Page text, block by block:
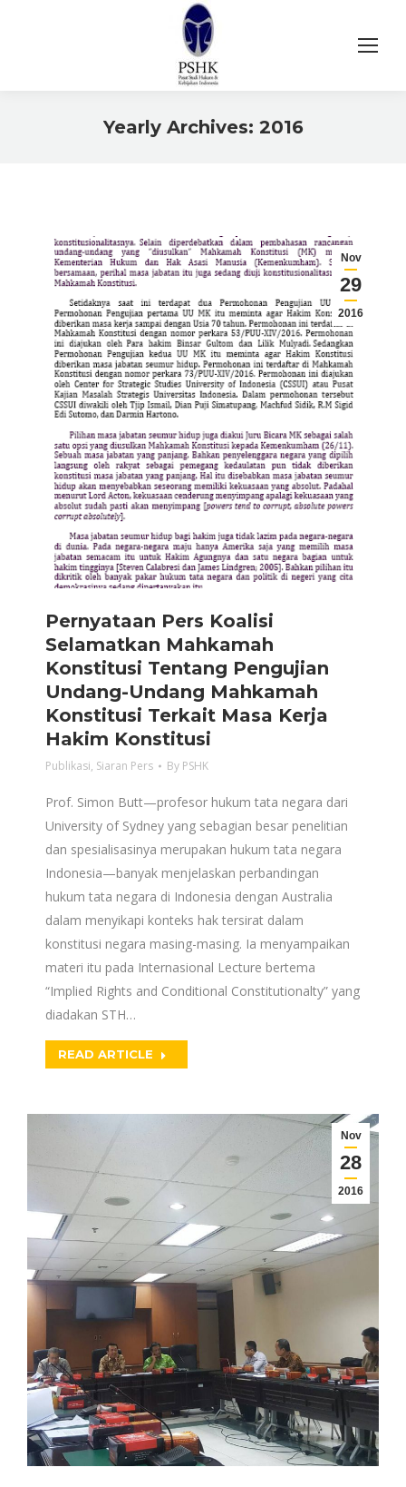
Yearly Archives: 2016
Nov
29
2016
Pernyataan Pers Koalisi
Selamatkan Mahkamah
Konstitusi Tentang Pengujian
Undang-Undang Mahkamah
Konstitusi Terkait Masa Kerja
Hakim Konstitusi
Publikasi, Siaran Pers By PSHK
Prof. Simon Butt—profesor hukum tata negara dari
University of Sydney yang sebagian besar penelitian
dan spesialisasinya merupakan hukum tata negara
Indonesia—banyak menjelaskan perbandingan
hukum tata negara di Indonesia dengan Australia
dalam menyikapi konteks hak tersirat dalam
konstitusi negara masing-masing. Ia menyampaikan
materi itu pada Internasional Lecture bertema
“Implied Rights and Conditional Constitutionalty” yang
diadakan STH…
READ ARTICLE
Nov
28
2016